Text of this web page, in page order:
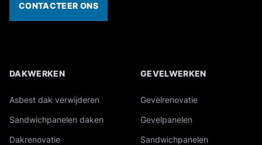
CONTACTEER ONS
Overzicht van onze industriële diensten
DAKWERKEN
Asbest dak verwijderen
Sandwichpanelen daken
Dakrenovatie
GEVELWERKEN
Gevelrenovatie
Gevelpanelen
Sandwichpanelen